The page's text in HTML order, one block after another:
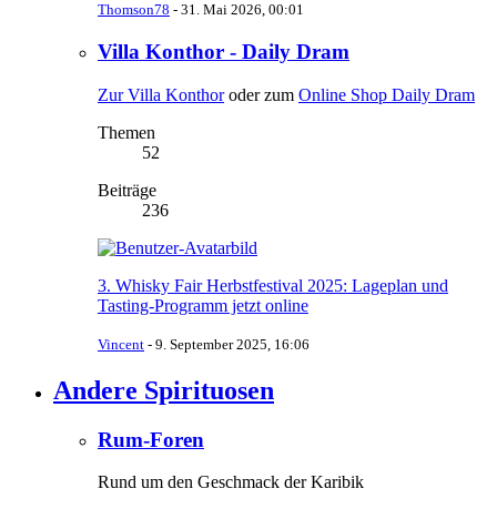
Thomson78 - 31. Mai 2026, 00:01
Villa Konthor - Daily Dram
Zur Villa Konthoroder zum Online Shop Daily Dram
Themen
52
Beiträge
236
3. Whisky Fair Herbstfestival 2025: Lageplan und
Tasting-Programm jetzt online
Vincent - 9. September 2025, 16:06
Andere Spirituosen
Rum-Foren
Rund um den Geschmack der Karibik